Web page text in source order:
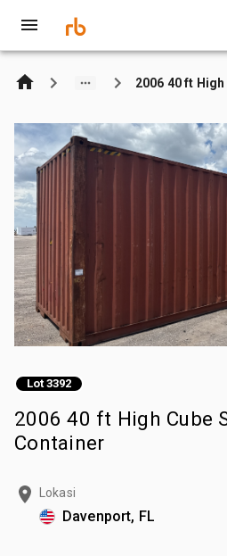
2006 40 ft
Lot 3392
2006 40 ft High Cube
Container
Lokasi
Davenport, FL